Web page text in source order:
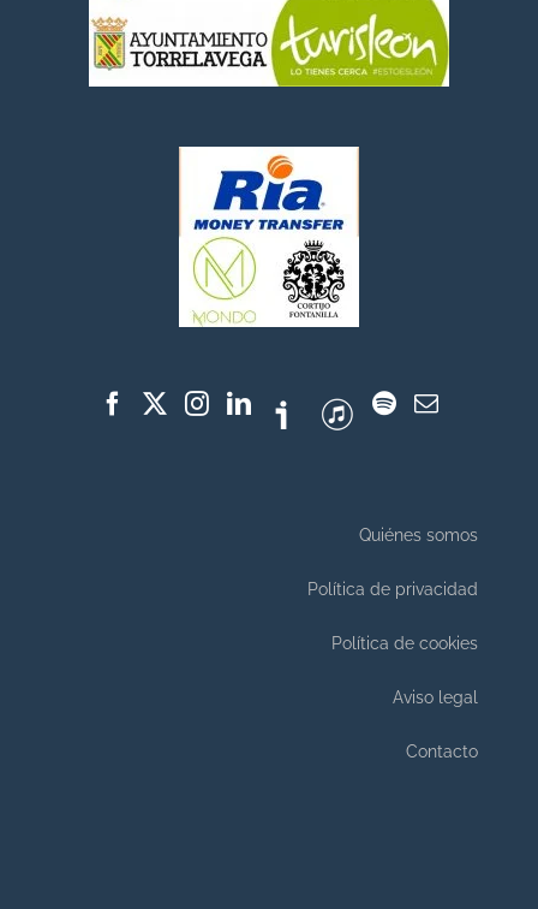
Quiénes somos
Política de privacidad
Política de cookies
Aviso legal
Contacto